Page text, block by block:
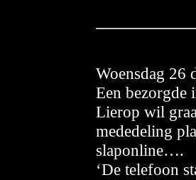
Woensdag 26
Een bezorgde
Lierop wil
mededeling
slaponline….
‘De telefoon